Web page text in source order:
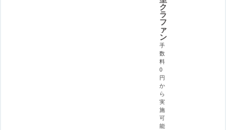
ク
ラ
フ
ァ
ン
手
数
料
0
円
か
ら
実
施
可
能